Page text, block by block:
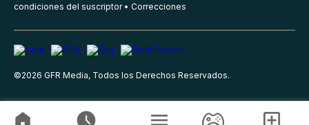
condiciones del suscriptor
Correcciones
©2026 GFR Media, Todos los Derechos Reservados.